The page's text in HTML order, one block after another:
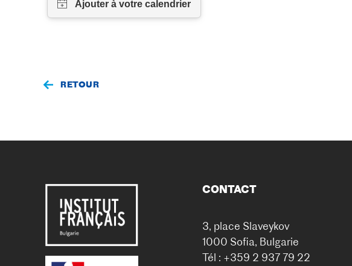
RETOUR
CONTACT
3, place Slaveykov
1000 Sofia, Bulgarie
Tél : +359 2 937 79 22